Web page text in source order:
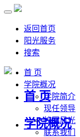
返回首页
阳光服务
搜索
首 页
学院概况
学院简介
现任领导
校园风光
联系我们
首 页
学院概况